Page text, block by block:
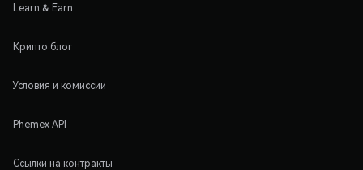
Learn & Earn
Крипто блог
Условия и комиссии
Phemex API
Ссылки на контракты